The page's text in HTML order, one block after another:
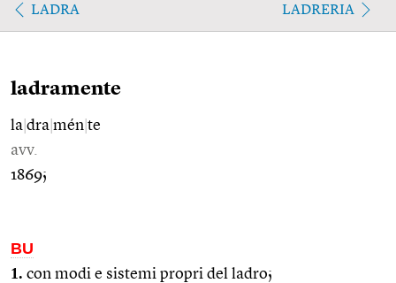
LADRA LADRERIA
ladramente
la dra mén te
avv.
1869;
BU
1. con modi e sistemi propri del ladro;